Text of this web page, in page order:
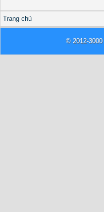
Trang chủ
© 2012-3000